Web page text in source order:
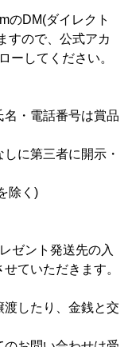
のDM(ダイレクト
すので、公式アカ
ーしてください。
名・電話番号は賞品
に第三者に開示・
除く)
ゼント発送先の入
ていただきます。
渡したり、金銭と交